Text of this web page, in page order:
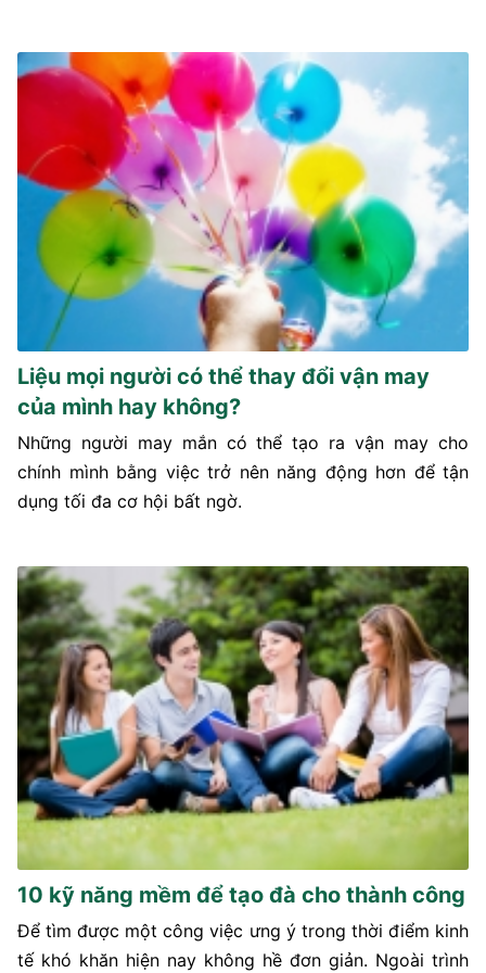
Liệu mọi người có thể thay đổi vận may
của mình hay không?
Những người may mắn có thể tạo ra vận may cho
chính mình bằng việc trở nên năng động hơn để tận
dụng tối đa cơ hội bất ngờ.
10 kỹ năng mềm để tạo đà cho thành công
Để tìm được một công việc ưng ý trong thời điểm kinh
tế khó khăn hiện nay không hề đơn giản. Ngoài trình